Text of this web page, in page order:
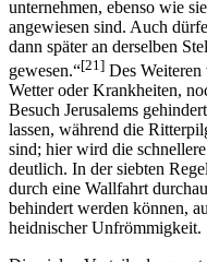
unternehmen, ebenso wie
angewiesen sind. Auch
dann später an derselben
gewesen.“[21] Des
Wetter oder Krankheiten,
Besuch Jerusalems
lassen, während die
sind; hier wird die
deutlich. In der siebten
durch eine Wallfahrt
behindert werden können,
heidnischer Unfrömmigkeit.